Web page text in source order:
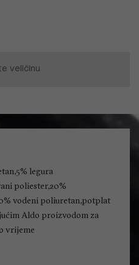
veličinu
legura
poliester,20%
vodeni poliuretan,potplat
Aldo proizvodom za
vrijeme